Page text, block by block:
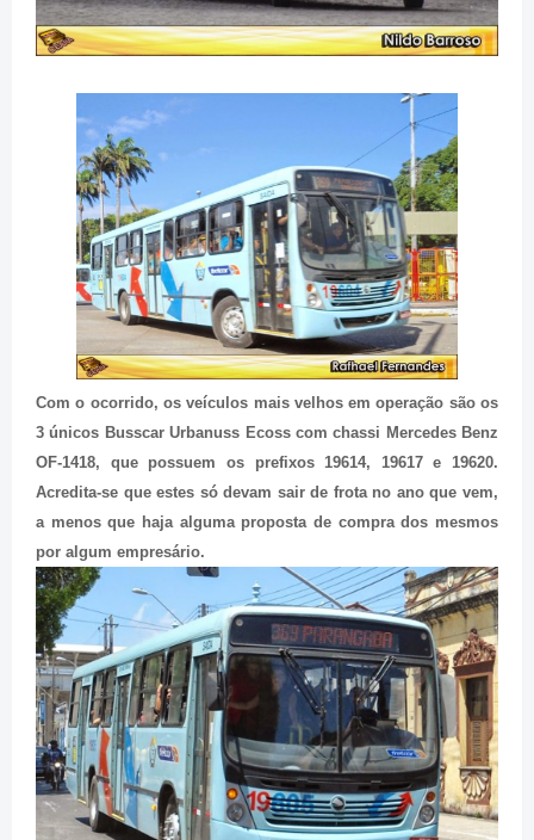
Com o ocorrido, os veículos mais velhos em operação são os
3 únicos Busscar Urbanuss Ecoss com chassi Mercedes Benz
OF-1418, que possuem os prefixos 19614, 19617 e 19620.
Acredita-se que estes só devam sair de frota no ano que vem,
a menos que haja alguma proposta de compra dos mesmos
por algum empresário.